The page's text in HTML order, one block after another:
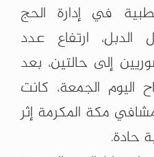
في إدارة الحج
الدبل، ارتفاع عدد
إلى حالتين، بعد
اليوم الجمعة، كانت
مكة المكرمة إثر
حادة.